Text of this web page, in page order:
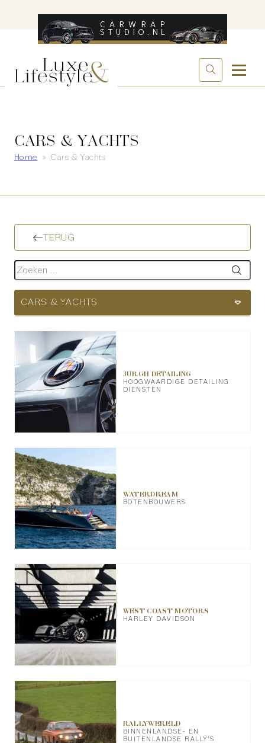
CARS & YACHTS
Home » Cars & Yachts
TERUG
Zoeken
CARS & YACHTS
JURGH DETAILING
HOOGWAARDIGE DETAILING
DIENSTEN
WATERDREAM
BOTENBOUWERS
WEST COAST MOTORS
HARLEY DAVIDSON
RALLYWERELD
BINNENLANDSE- EN
BUITENLANDSE RALLY'S